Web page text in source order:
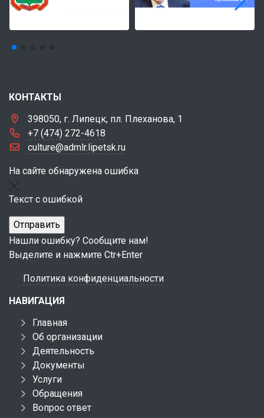
КОНТАКТЫ
398050, г. Липецк, пл. Плеханова, 1
+7 (474) 272-4618
culture@admlr.lipetsk.ru
На сайте обнаружена ошибка
Текст с ошибкой
Нашли ошибку? Сообщите нам!
Выделите и нажмите Ctr+Enter
Политика конфиденциальности
НАВИГАЦИЯ
Главная
Об организации
Деятельность
Документы
Услуги
Обращения
Вопрос ответ